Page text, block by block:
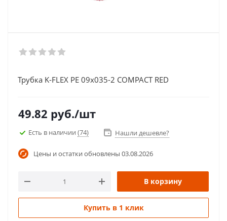
Трубка K-FLEX PE 09x035-2 COMPACT RED
49.82 руб./шт
Есть в наличии (74) Нашли дешевле?
Цены и остатки обновлены 03.08.2026
В корзину
Купить в 1 клик